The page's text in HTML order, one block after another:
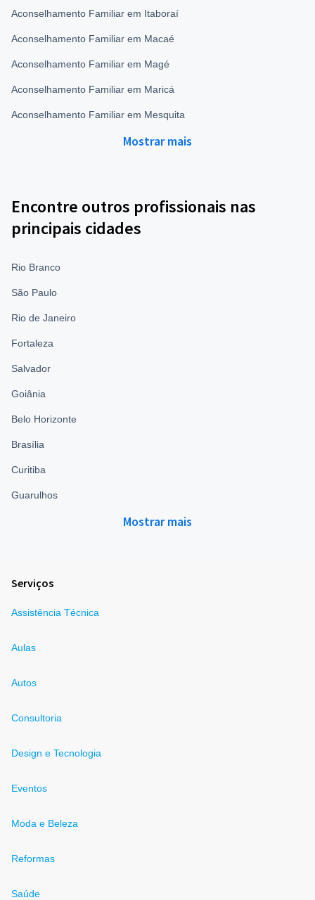
Aconselhamento Familiar em Itaboraí
Aconselhamento Familiar em Macaé
Aconselhamento Familiar em Magé
Aconselhamento Familiar em Maricá
Aconselhamento Familiar em Mesquita
Mostrar mais
Encontre outros profissionais nas
principais cidades
Rio Branco
São Paulo
Rio de Janeiro
Fortaleza
Salvador
Goiânia
Belo Horizonte
Brasília
Curitiba
Guarulhos
Mostrar mais
Serviços
Assistência Técnica
Aulas
Autos
Consultoria
Design e Tecnologia
Eventos
Moda e Beleza
Reformas
Saúde